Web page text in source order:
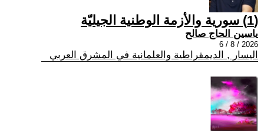
(1) سورية والأزمة الوطنية الجيليّة
ياسين الحاج صالح
2026 / 8 / 6
اليسار , الديمقراطية والعلمانية في المشرق العربي